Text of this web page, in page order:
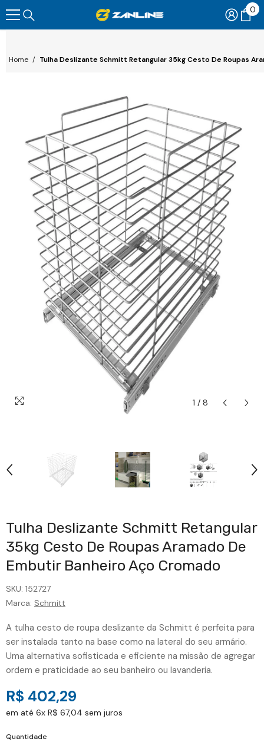
Pular Para O Conteúdo 00
Home / Tulha Deslizante Schmitt Retangular 35kg Cesto De Roupas
1 / 8
Tulha Deslizante Schmitt Retangular
35kg Cesto De Roupas Aramado De
Embutir Banheiro Aço Cromado
Marca: Schmitt
SKU: 152727
A tulha cesto de roupa deslizante da Schmitt é perfeita para
ser instalada tanto na base como na lateral do seu armário.
Uma alternativa sofisticada e eficiente na missão de agregar
ordem e praticidade ao seu banheiro ou lavanderia.
R$ 402,29
em até 6x R$ 67,04 sem juros
Quantidade